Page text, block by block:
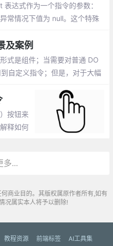
达式作为一个指令的参数：
常情况下值为 null。这个特殊
及案例
式是组件；当需要对普通 DO
自定义指令；但是，对于大幅
按钮来
释如何
多...
商业目的。其版权属原作者所有,如有
况属实本人将予以删除!
教程资源 前端标签 AI工具集